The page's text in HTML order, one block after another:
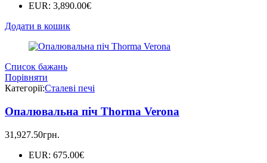
EUR: 3,890.00€
Додати в кошик
Список бажань
Порівняти
Категорії:Сталеві печі
Опалювальна піч Thorma Verona
31,927.50грн.
EUR: 675.00€